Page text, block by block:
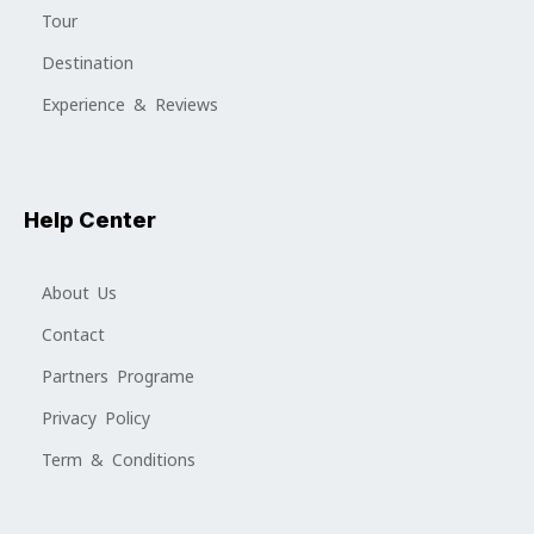
Tour
Destination
Experience & Reviews
Help Center
About Us
Contact
Partners Programe
Privacy Policy
Term & Conditions